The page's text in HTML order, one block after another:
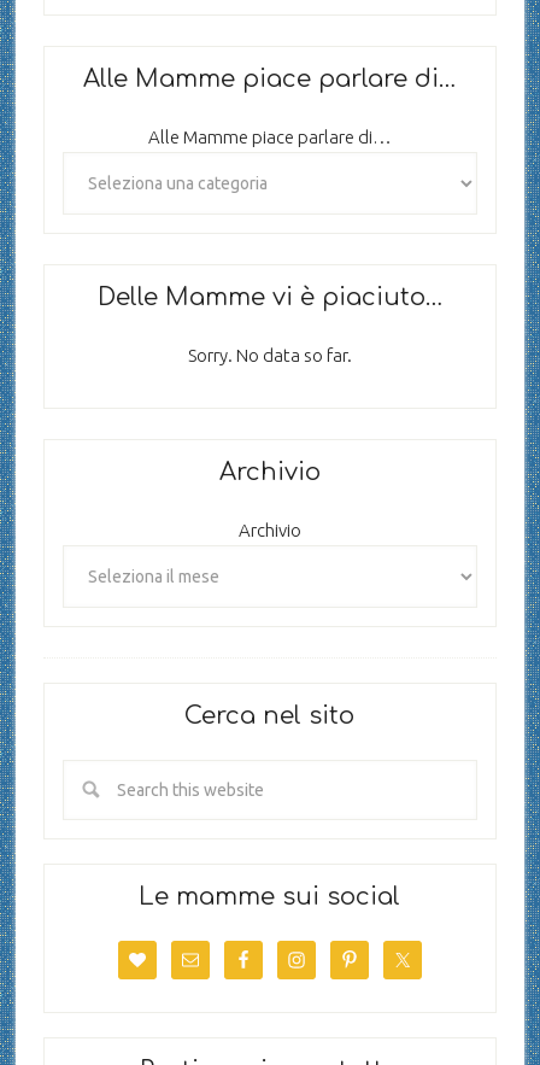
Alle Mamme piace parlare di…
Alle Mamme piace parlare di…
Delle Mamme vi è piaciuto…
Sorry. No data so far.
Archivio
Archivio
Cerca nel sito
Le mamme sui social